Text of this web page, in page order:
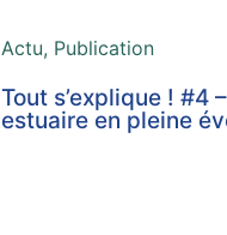
Actu, Publication
Tout s’explique ! #4
estuaire en pleine